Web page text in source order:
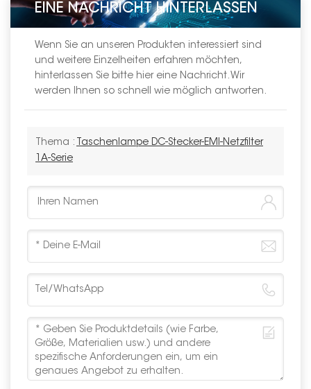
EINE NACHRICHT HINTERLASSEN
Wenn Sie an unseren Produkten interessiert sind
und weitere Einzelheiten erfahren möchten,
hinterlassen Sie bitte hier eine Nachricht. Wir
werden Ihnen so schnell wie möglich antworten.
Thema :
Taschenlampe DC-Stecker-EMI-Netzfilter
1A-Serie